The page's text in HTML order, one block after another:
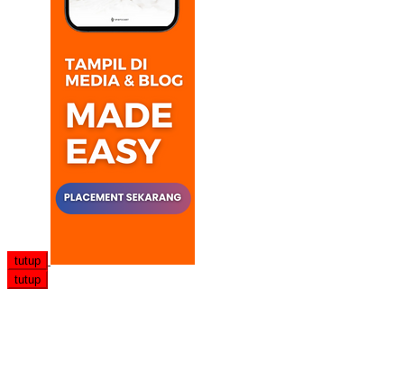
tutup
tutup